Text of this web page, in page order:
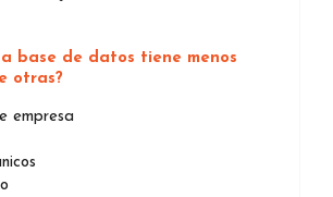
base de datos tiene menos
otras?
empresa